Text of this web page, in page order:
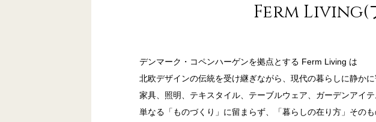
Ferm Living(
デンマーク・コペンハーゲンを拠点とする Ferm Living は
北欧デザインの伝統を受け継ぎながら、現代の暮らしに静か
家具、照明、テキスタイル、テーブルウェア、ガーデンアイ
単なる「ものづくり」に留まらず、「暮らしの在り方」そのも